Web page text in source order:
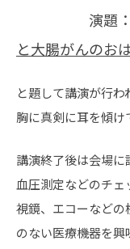
演題：
と大腸がんのお
と題して講演が行
胸に真剣に耳を傾け
講演終了後は会場
血圧測定などのチ
視鏡、エコーなど
のない医療機器を興